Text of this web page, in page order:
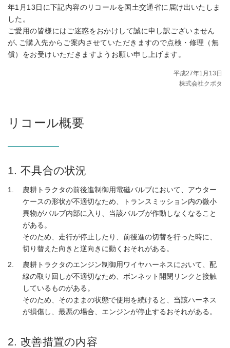
年1月13日に下記内容のリコールを国土交通省に届け出いたしま
した。
ご愛用の皆様にはご迷惑をおかけして誠に申し訳ございません
が､ご購入先からご案内させていただきますので点検・修理（無
償）をお受けいただきますようお願い申し上げます。
平成27年1月13日
株式会社クボタ
リコール概要
1. 不具合の状況
農耕トラクタの前後進制御用電磁バルブにおいて、アウター
ケースの形状が不適切なため、トランスミッション内の微小
異物がバルブ内部に入り、当該バルブが作動しなくなること
がある。
そのため、走行が停止したり、前後進の切替を行った時に、
切り替えた向きと逆向きに動くおそれがある。
農耕トラクタのエンジン制御用ワイヤハーネスにおいて、配
線の取り回しが不適切なため、ボンネット開閉リンクと接触
しているものがある。
そのため、そのままの状態で使用を続けると、当該ハーネス
が損傷し、最悪の場合、エンジンが停止するおそれがある。
2. 改善措置の内容